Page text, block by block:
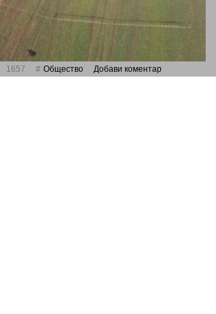
1657 Общество Добави коментар